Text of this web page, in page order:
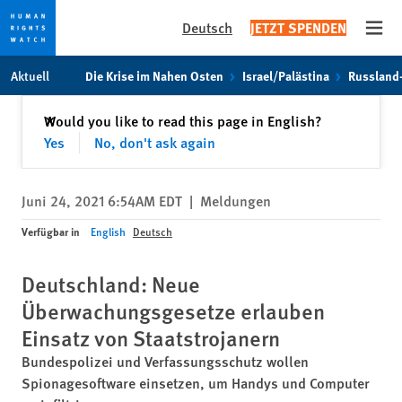
Skip
to
Skip
to
content
Deutsch JETZT SPENDEN
Aktuell Die Krise im Nahen Osten Israel/Palästina
Would you like to read this page in English?
Yes
No, don't ask again
✕Schließen
Juni 24, 2021 6:54AM EDT | Meldungen
Verfügbar in English Deutsch
Deutschland: Neue
Überwachungsgesetze erlauben
Einsatz von Staatstrojanern
Bundespolizei und Verfassungsschutz wollen
Spionagesoftware einsetzen, um Handys und Computer